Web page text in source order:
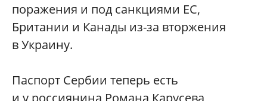
поражения и под санкциями ЕС,
Британии и Канады из-за вторжения
в Украину.
Паспорт Сербии теперь есть
и у россиянина Романа Карусева,